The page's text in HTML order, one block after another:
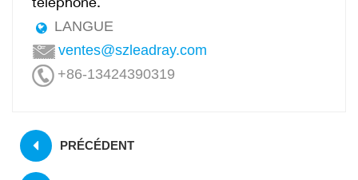
LANGUE
ventes@szleadray.com
+86-13424390319
PRÉCÉDENT